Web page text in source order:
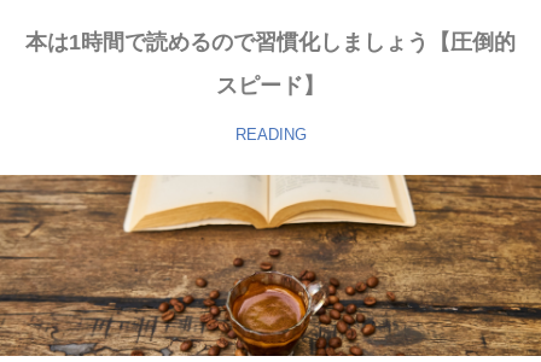
本は1時間で読めるので習慣化しましょう【圧倒的
スピード】
READING